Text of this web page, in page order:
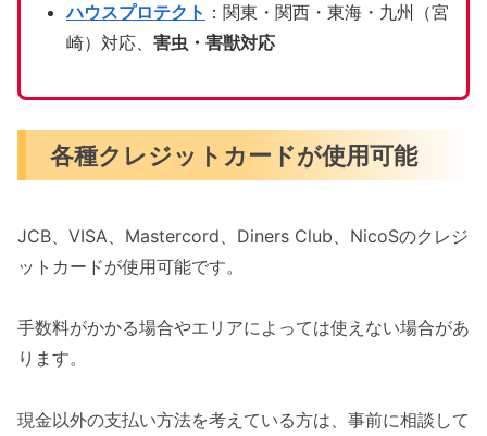
ハウスプロテクト ：関東・関西・東海・九州（宮
崎）対応、 害虫・害獣対応
各種クレジットカードが使用可能
JCB、VISA、Mastercord、Diners Club、NicoSのクレジ
ットカードが使用可能です。
手数料がかかる場合やエリアによっては使えない場合があ
ります。
現金以外の支払い方法を考えている方は、事前に相談して